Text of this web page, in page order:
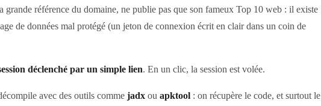
référence du domaine, ne publie pas que son fameux Top 10 web : il existe
de données mal protégé (un jeton de connexion écrit en clair dans un coin de
déclenché par un simple lien. En un clic, la session est volée.
avec des outils comme jadx ou apktool : on récupère le code, et surtout le